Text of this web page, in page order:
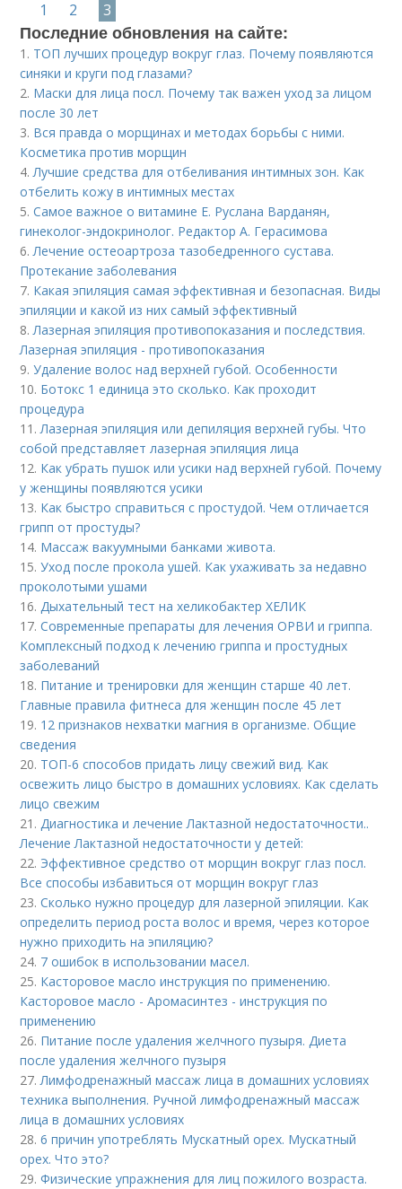
1 2 3
Последние обновления на сайте:
1. ТОП лучших процедур вокруг глаз. Почему появляются
синяки и круги под глазами?
2. Маски для лица посл. Почему так важен уход за лицом
после 30 лет
3. Вся правда о морщинах и методах борьбы с ними.
Косметика против морщин
4.Лучшие средства для отбеливания интимных зон. Как
отбелить кожу в интимных местах
5.Самое важное о витамине Е. Руслана Варданян,
гинеколог-эндокринолог. Редактор А. Герасимова
6.Лечение остеоартроза тазобедренного сустава.
Протекание заболевания
7. Какая эпиляция самая эффективная и безопасная. Виды
эпиляции и какой из них самый эффективный
8.Лазерная эпиляция противопоказания и последствия.
Лазерная эпиляция - противопоказания
9.Удаление волос над верхней губой. Особенности
10. Ботокс 1 единица это сколько. Как проходит
процедура
11.Лазерная эпиляция или депиляция верхней губы. Что
собой представляет лазерная эпиляция лица
12. Как убрать пушок или усики над верхней губой. Почему
у женщины появляются усики
13. Как быстро справиться с простудой. Чем отличается
грипп от простуды?
14. Массаж вакуумными банками живота.
15.Уход после прокола ушей. Как ухаживать за недавно
проколотыми ушами
16.Дыхательный тест на хеликобактер ХЕЛИК
17.Современные препараты для лечения ОРВИ и гриппа.
Комплексный подход к лечению гриппа и простудных
заболеваний
18. Питание и тренировки для женщин старше 40 лет.
Главные правила фитнеса для женщин после 45 лет
19. 12 признаков нехватки магния в организме. Общие
сведения
20. ТОП-6 способов придать лицу свежий вид. Как
освежить лицо быстро в домашних условиях. Как сделать
лицо свежим
21.Диагностика и лечение Лактазной недостаточности..
Лечение Лактазной недостаточности у детей:
22. Эффективное средство от морщин вокруг глаз посл.
Все способы избавиться от морщин вокруг глаз
23.Сколько нужно процедур для лазерной эпиляции. Как
определить период роста волос и время, через которое
нужно приходить на эпиляцию?
24. 7 ошибок в использовании масел.
25. Касторовое масло инструкция по применению.
Касторовое масло - Аромасинтез - инструкция по
применению
26. Питание после удаления желчного пузыря. Диета
после удаления желчного пузыря
27.Лимфодренажный массаж лица в домашних условиях
техника выполнения. Ручной лимфодренажный массаж
лица в домашних условиях
28.6 причин употреблять Мускатный орех. Мускатный
орех. Что это?
29.Физические упражнения для лиц пожилого возраста.